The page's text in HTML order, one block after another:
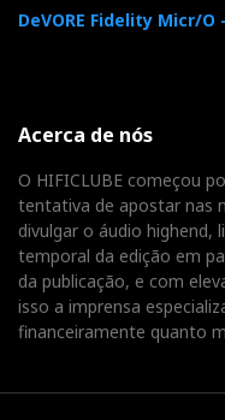
DeVORE Fidelity Micr/
Acerca de nós
O HIFICLUBE começou
tentativa de apostar nas
divulgar o áudio highend,
temporal da edição em
da publicação, e com
isso a imprensa
financeiramente quanto